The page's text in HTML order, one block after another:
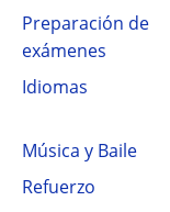
Preparación de
exámenes
Idiomas
Música y Baile
Refuerzo